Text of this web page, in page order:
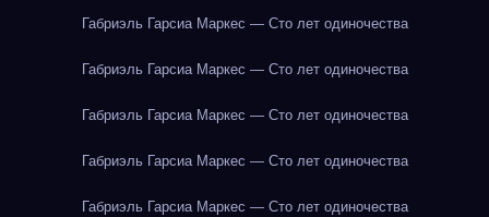
Габриэль Гарсиа Маркес — Сто лет одиночества
Габриэль Гарсиа Маркес — Сто лет одиночества
Габриэль Гарсиа Маркес — Сто лет одиночества
Габриэль Гарсиа Маркес — Сто лет одиночества
Габриэль Гарсиа Маркес — Сто лет одиночества